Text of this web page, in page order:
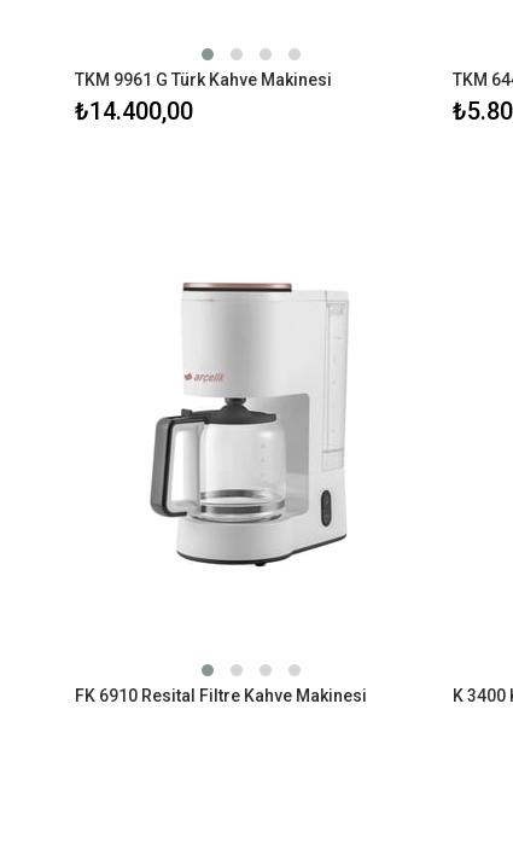
TKM 9961 G Türk Kahve Makinesi
₺14.400,00
FK 6910 Resital Filtre Kahve Makinesi